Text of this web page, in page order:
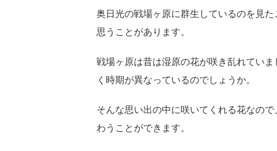
奥日光の戦場ヶ原に群生しているのを見
思うことがあります。
戦場ヶ原は昔は湿原の花が咲き乱れてい
く時期が異なっているのでしょうか。
そんな思い出の中に咲いてくれる花なの
わうことができます。